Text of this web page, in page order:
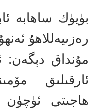
بۈيۈك ساھابە
رەزىيەللاھۇ
مۇنداق دېگەن:
ئارقىلىق
ھاجىتى ئۈچۈن